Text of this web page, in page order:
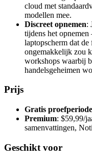
cloud met
modellen mee.
Discreet opnemen:
tijdens het
laptopscherm dat
ongemakkelijk zou
workshops waarbij
handelsgeheimen
Prijs
Gratis proefperiode
Premium: $59,99/
samenvattingen,
Geschikt voor